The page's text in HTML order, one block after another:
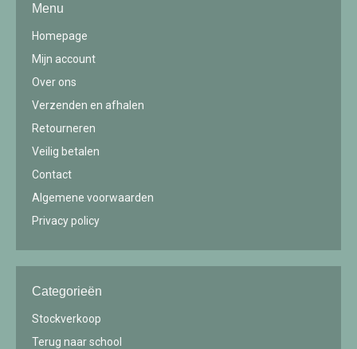
Menu
Homepage
Mijn account
Over ons
Verzenden en afhalen
Retourneren
Veilig betalen
Contact
Algemene voorwaarden
Privacy policy
Categorieën
Stockverkoop
Terug naar school